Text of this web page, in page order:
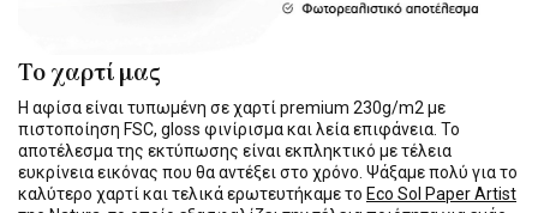
Το χαρτί μας
Η αφίσα είναι τυπωμένη σε χαρτί premium 230g/m2 με
πιστοποίηση FSC, gloss φινίρισμα και λεία επιφάνεια. Το
αποτέλεσμα της εκτύπωσης είναι εκπληκτικό με τέλεια
ευκρίνεια εικόνας που θα αντέξει στο χρόνο. Ψάξαμε πολύ για το
καλύτερο χαρτί και τελικά ερωτευτήκαμε το Eco Sol Paper Artist